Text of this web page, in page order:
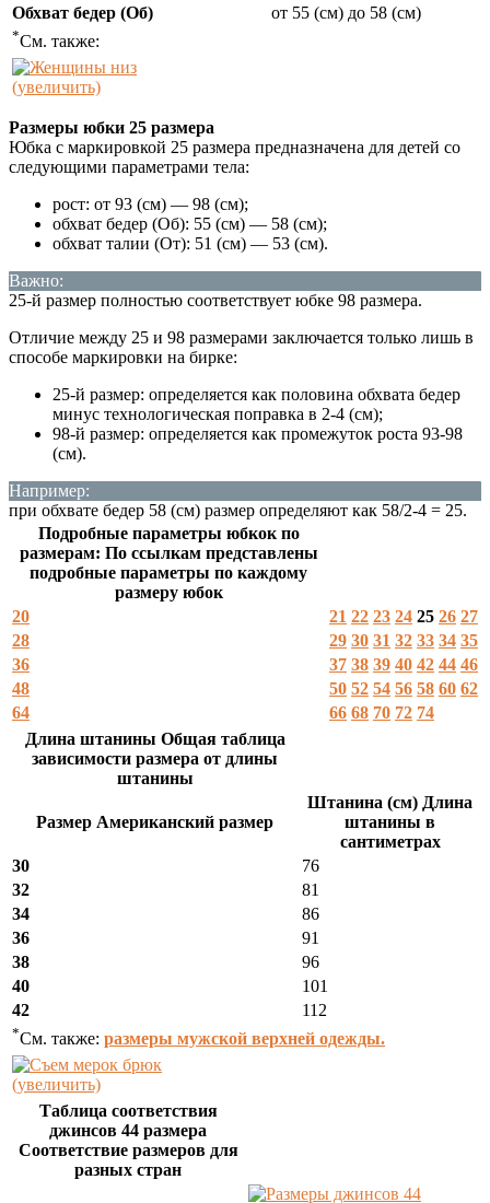
Обхват бедер (Об)
от 55 (см) до 58 (см)
*См. также:
(увеличить)
Размеры юбки 25 размера
Юбка с маркировкой 25 размера предназначена для детей со
следующими параметрами тела:
рост: от 93 (см) — 98 (см);
обхват бедер (Об): 55 (см) — 58 (см);
обхват талии (От): 51 (см) — 53 (см).
Важно:
25-й размер полностью соответствует юбке 98 размера.
Отличие между 25 и 98 размерами заключается только лишь в
способе маркировки на бирке:
25-й размер: определяется как половина обхвата бедер
минус технологическая поправка в 2-4 (см);
98-й размер: определяется как промежуток роста 93-98
(см).
Например:
при обхвате бедер 58 (см) размер определяют как 58/2-4 = 25.
Подробные параметры юбкок по
размерам: По ссылкам представлены
подробные параметры по каждому
размеру юбок
20
21 22 23 24 25 26 27
28
29 30 31 32 33 34 35
36
37 38 39 40 42 44 46
48
50 52 54 56 58 60 62
64
66 68 70 72 74
Длина штанины Общая таблица
зависимости размера от длины
штанины
Размер Американский размер
Штанина (см) Длина
штанины в
сантиметрах
30
76
32
81
34
86
36
91
38
96
40
101
42
112
*См. также: размеры мужской верхней одежды.
(увеличить)
Таблица соответствия
джинсов 44 размера
Соответствие размеров для
разных стран